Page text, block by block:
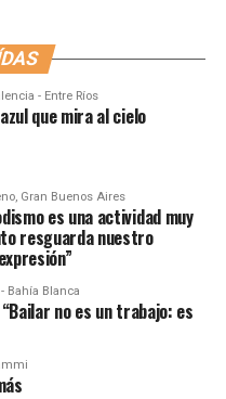
- Entre Ríos
que mira al cielo
Gran Buenos Aires
es una actividad muy
resguarda nuestro
Bahía Blanca
no es un trabajo: es